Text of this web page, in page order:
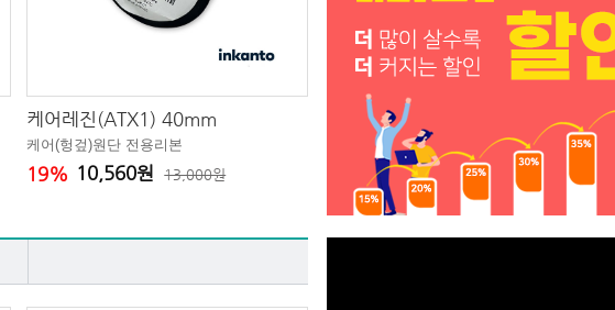
케어레진(ATX1) 40mm
케어(헝겊)원단 전용리본
19% 10,560원 13,000원